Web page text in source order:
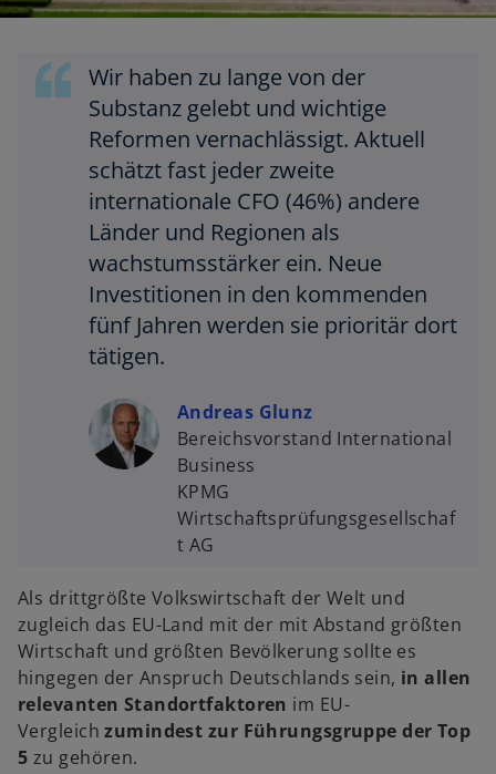
t
g
e
ö
ff
n
e
t
Wir haben zu lange von der
Substanz gelebt und wichtige
Reformen vernachlässigt. Aktuell
schätzt fast jeder zweite
internationale CFO (46%) andere
Länder und Regionen als
wachstumsstärker ein. Neue
Investitionen in den kommenden
fünf Jahren werden sie prioritär dort
tätigen.
Andreas Glunz
Bereichsvorstand International
Business
KPMG
Wirtschaftsprüfungsgesellschaf
t AG
Als drittgrößte Volkswirtschaft der Welt und
zugleich das EU-Land mit der mit Abstand größten
Wirtschaft und größten Bevölkerung sollte es
hingegen der Anspruch Deutschlands sein, in allen
relevanten Standortfaktoren im EU-
Vergleichzumindest zur Führungsgruppe der Top
5 zu gehören.